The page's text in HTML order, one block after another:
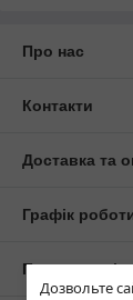
Дозвольте
Про нас
Контакти
Доставка та
Графік
Повна версія